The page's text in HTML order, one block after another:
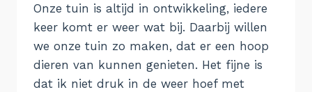
Onze tuin is altijd in ontwikkeling, iedere
keer komt er weer wat bij. Daarbij willen
we onze tuin zo maken, dat er een hoop
dieren van kunnen genieten. Het fijne is
dat ik niet druk in de weer hoef met